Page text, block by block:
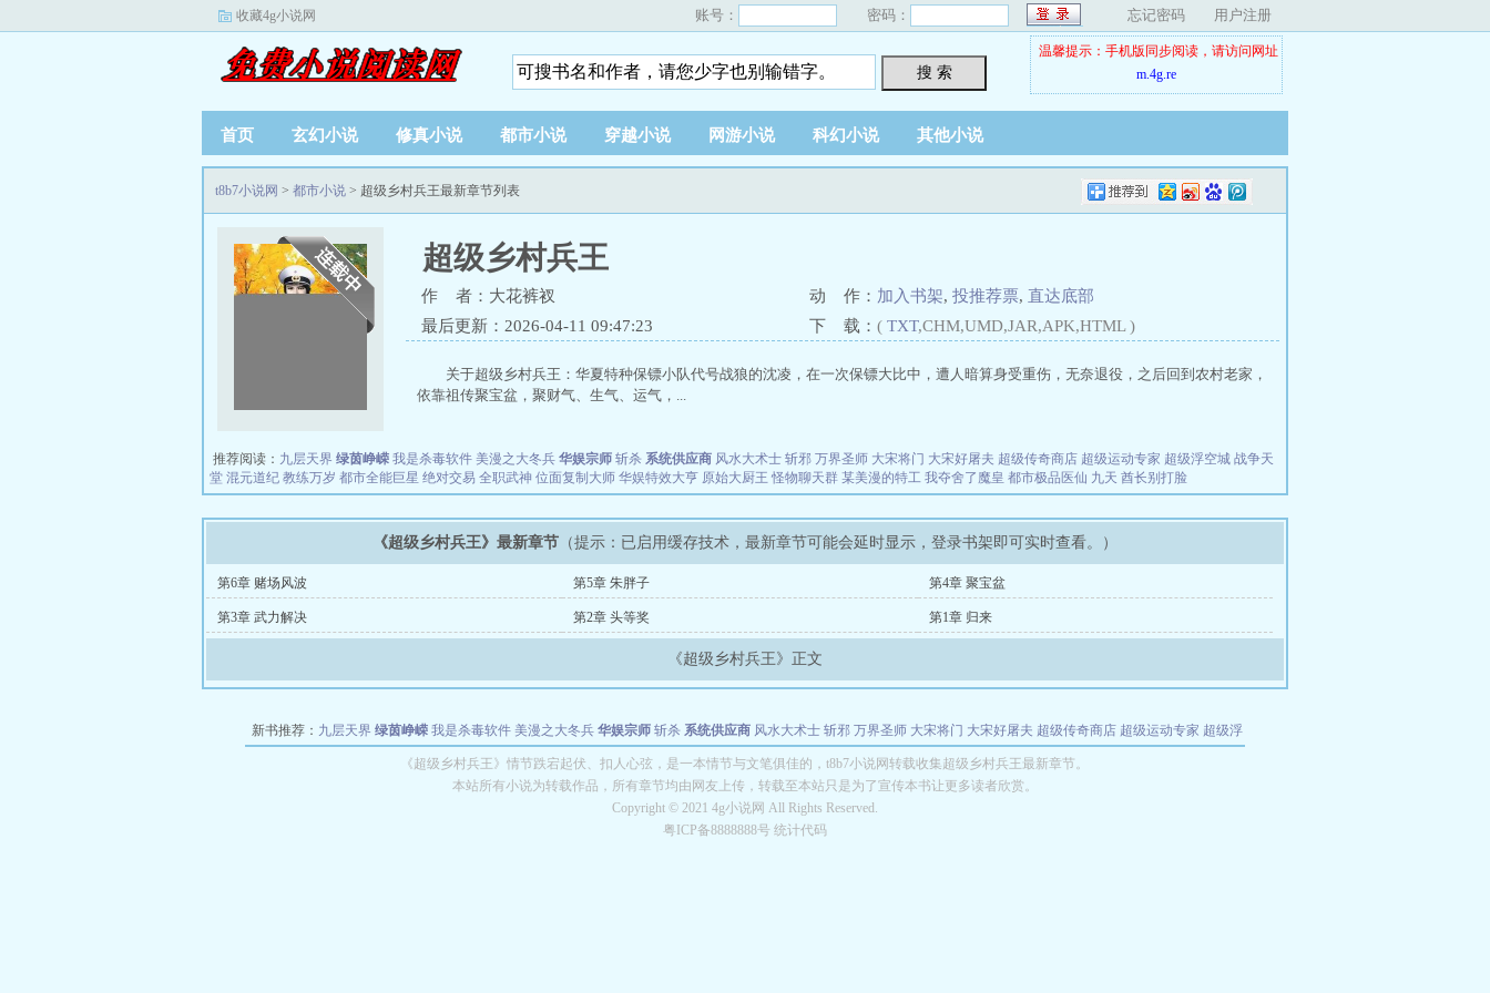
收藏4g小说网 账号： 密码： 忘记密码 用户注册
搜 索
温馨提示：手机版同步阅读，请访问网址
m.4g.re
首页 玄幻小说 修真小说 都市小说 穿越小说 网游小说 科幻小说 其他小说
t8b7小说网 > 都市小说 > 超级乡村兵王最新章节列表
超级乡村兵王
作 者：大花裤衩 动 作： 加入书架, 投推荐票, 直达底部
最后更新：2026-04-11 09:47:23
下 载： ( TXT,CHM,UMD,JAR,APK,HTML )
关于超级乡村兵王：华夏特种保镖小队代号战狼的沈凌，在一次保镖大比中，遭人暗算身受重伤，无奈退役，之后回到农村老家，
依靠祖传聚宝盆，聚财气、生气、运气，...
推荐阅读： 九层天界 绿茵峥嵘 我是杀毒软件 美漫之大冬兵 华娱宗师 斩杀 系统供应商 风水大术士 斩邪 万界圣师 大宋将门 大宋好屠夫 超级传奇商店 超级运动专家 超级浮空城 战争天
堂 混元道纪 教练万岁 都市全能巨星 绝对交易 全职武神 位面复制大师 华娱特效大亨 原始大厨王 怪物聊天群 某美漫的特工 我夺舍了魔皇 都市极品医仙 九天 酋长别打脸
《超级乡村兵王》最新章节 （提示：已启用缓存技术，最新章节可能会延时显示，登录书架即可实时查看。）
第6章 赌场风波 第5章 朱胖子 第4章 聚宝盆
第3章 武力解决 第2章 头等奖 第1章 归来
《超级乡村兵王》正文
新书推荐： 九层天界 绿茵峥嵘 我是杀毒软件 美漫之大冬兵 华娱宗师 斩杀 系统供应商 风水大术士 斩邪 万界圣师 大宋将门 大宋好屠夫 超级传奇商店 超级运动专家 超级浮
教练万岁 都市全能巨星 绝对交易 全职武神 位面复制大师 华娱特效大亨 原始大厨王 怪物聊天群 某美漫的特工 我夺舍了魔皇
长别打脸
《超级乡村兵王》情节跌宕起伏、扣人心弦，是一本情节与文笔俱佳的，t8b7小说网转载收集超级乡村兵王最新章节。
本站所有小说为转载作品，所有章节均由网友上传，转载至本站只是为了宣传本书让更多读者欣赏。
Copyright © 2021 4g小说网 All Rights Reserved.
粤ICP备8888888号 统计代码